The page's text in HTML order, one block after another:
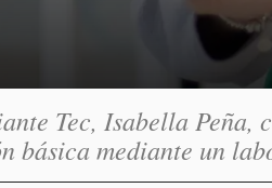
Tec, Isabella
básica mediante un